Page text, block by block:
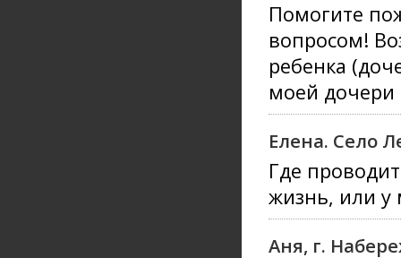
Помогите
вопросом!
ребенка
моей дочери
Елена. Село
Где
жизнь, или у
Аня, г.